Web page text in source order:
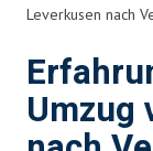
Leverkusen nach
Umzug